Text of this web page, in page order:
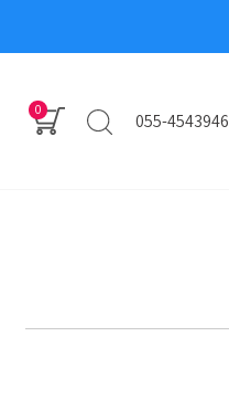
0 055-4543946